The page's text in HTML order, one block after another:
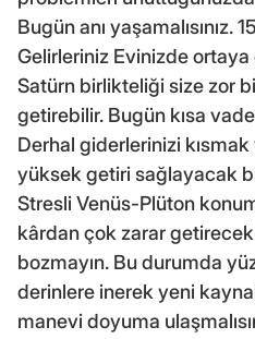
Bugün anı yaşamalısınız.
Gelirleriniz Evinizde
Satürn birlikteliği size zor
getirebilir. Bugün kısa
Derhal giderlerinizi
yüksek getiri sağlayacak
Stresli Venüs-Plüton
kârdan çok zarar
bozmayın. Bu durumda
derinlere inerek yeni
manevi doyuma